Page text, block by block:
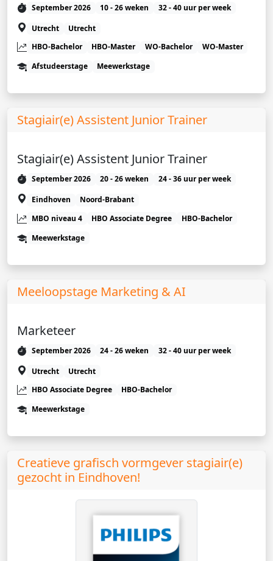
September 2026 10 - 26 weken
32 - 40 uur per week
Utrecht
Utrecht
HBO-Bachelor
HBO-Master WO-Bachelor
WO-Master
Afstudeerstage
Meewerkstage
Stagiair(e) Assistent Junior Trainer
Stagiair(e) Assistent Junior Trainer
September 2026 20 - 26 weken
24 - 36 uur per week
Eindhoven
Noord-Brabant
MBO niveau 4
HBO Associate Degree
HBO-Bachelor
Meewerkstage
Meeloopstage Marketing & AI
Marketeer
September 2026 24 - 26 weken
32 - 40 uur per week
Utrecht
Utrecht
HBO Associate Degree
HBO-Bachelor
Meewerkstage
Creatieve grafisch vormgever stagiair(e)
gezocht in Eindhoven!